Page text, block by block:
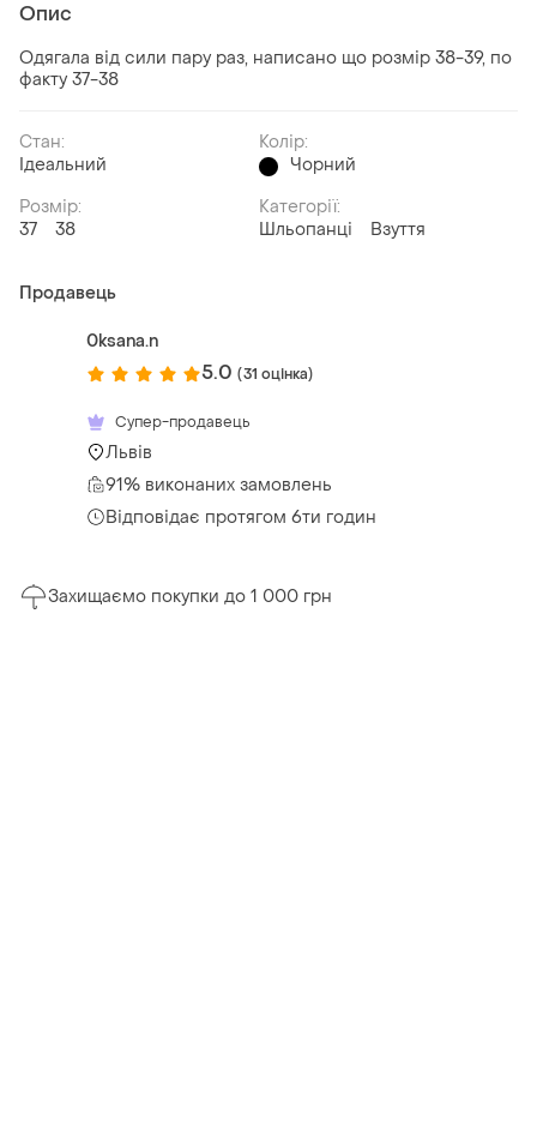
Опис
Одягала від сили пару раз, написано що розмір 38-39, по
факту 37-38
Стан:
Ідеальний
Колір:
Чорний
Розмір:
37
38
Категорії:
Шльопанці
Взуття
Продавець
0ksana.n
5.0 (31 оцінка)
Супер-продавець
Львів
91% виконаних замовлень
Відповідає протягом 6ти годин
Захищаємо покупки до 1 000 грн